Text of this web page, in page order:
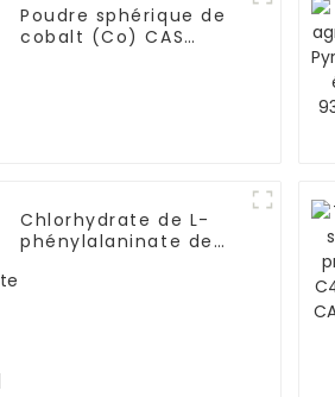
Poudre sphérique de
cobalt (Co) CAS
Chlorhydrate de L-
phénylalaninate de